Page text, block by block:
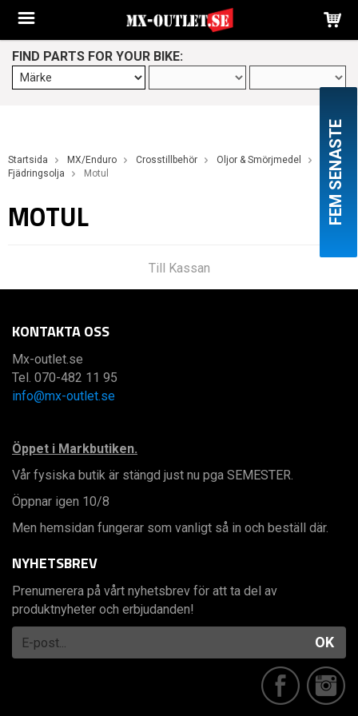
FIND PARTS FOR YOUR BIKE:
Startsida MX/Enduro Crosstillbehör
Oljor & Smörjmedel
Fjädringsolja
Motul
MOTUL
Till Kassan
FEM SENASTE
KONTAKTA OSS
Mx-outlet.se
Tel. 070-482 11 95
info@mx-outlet.se
Öppet i Markbutiken.
Vår fysiska butik är stängd just nu pga SEMESTER.
Öppnar igen 10/8
Men hemsidan fungerar som vanligt så in och beställ där.
NYHETSBREV
Prenumerera på vårt nyhetsbrev för att ta del av
produktnyheter och erbjudanden!
OK